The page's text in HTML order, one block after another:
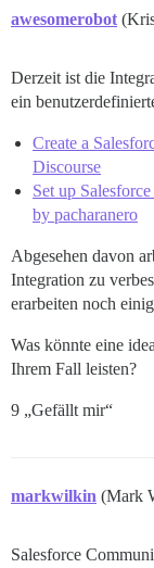
awesomerobot
Derzeit ist die
ein
Create a
Discourse
Set up
by pacharanero
Abgesehen davon
Integration zu
erarbeiten noch
Was könnte eine
Ihrem Fall leisten?
9 „Gefällt mir“
markwilkin (Mark
Salesforce